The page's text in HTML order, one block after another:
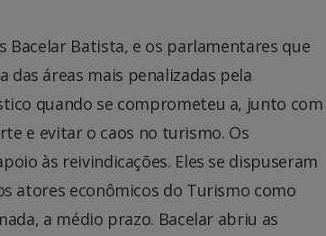
Bacelar Batista, e os parlamentares que
áreas mais penalizadas pela
quando se comprometeu a, junto com
e evitar o caos no turismo. Os
às reivindicações. Eles se dispuseram
atores econômicos do Turismo como
a médio prazo. Bacelar abriu as